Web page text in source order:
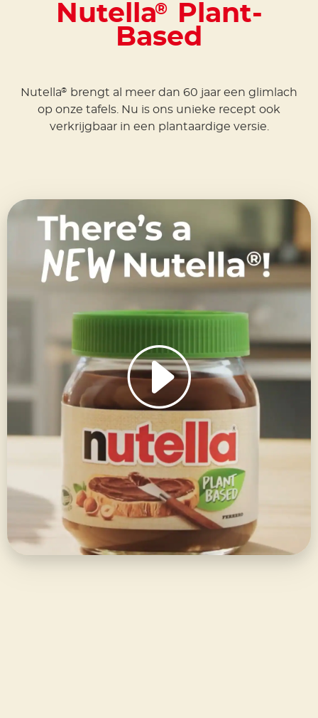
Nutella®
Plant-
Based
Nutella®
brengt al meer dan 60 jaar een glimlach
op onze tafels. Nu is ons unieke recept ook
verkrijgbaar in een plantaardige versie.